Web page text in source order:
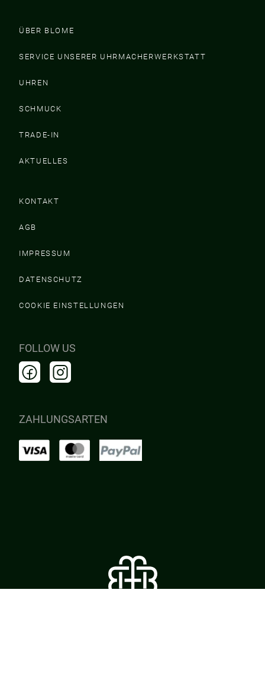
ÜBER BLOME
SERVICE UNSERER UHRMACHERWERKSTATT
UHREN
SCHMUCK
TRADE-IN
AKTUELLES
KONTAKT
AGB
IMPRESSUM
DATENSCHUTZ
COOKIE EINSTELLUNGEN
FOLLOW US
ZAHLUNGSARTEN